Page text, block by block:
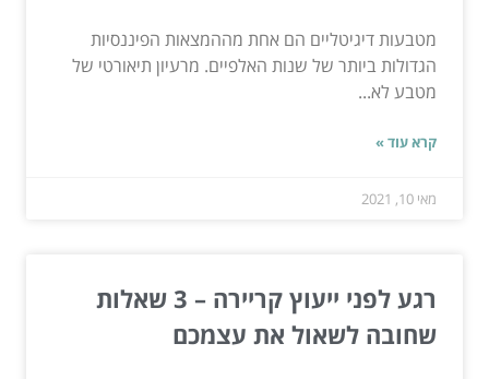
מטבעות דיגיטליים הם אחת מההמצאות הפיננסיות
הגדולות ביותר של שנות האלפיים. מרעיון תיאורטי של
מטבע לא...
קרא עוד »
מאי 10, 2021
רגע לפני ייעוץ קריירה – 3 שאלות
שחובה לשאול את עצמכם